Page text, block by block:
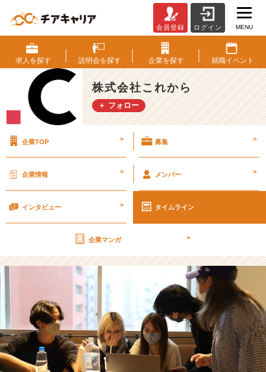
見
知
り
で
も
セ
で
す
社
こ
れ
タ
イ
ム
ラ
イ
会員登録 ログイン MENU
求人を探す 説明会を探す 企業を探す 就職イベント
株式会社これから
＋ フォロー
企業TOP > 募集 >
企業情報 > メンバー >
インタビュー > タイムライン
企業マンガ >